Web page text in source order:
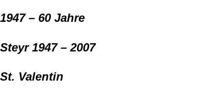
1947 – 60 Jahre
Steyr 1947 – 2007
St. Valentin